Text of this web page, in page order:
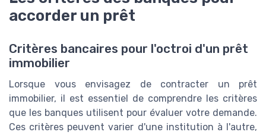
accorder un prêt
Critères bancaires pour l'octroi d'un prêt
immobilier
Lorsque vous envisagez de contracter un prêt
immobilier, il est essentiel de comprendre les critères
que les banques utilisent pour évaluer votre demande.
Ces critères peuvent varier d'une institution à l'autre,